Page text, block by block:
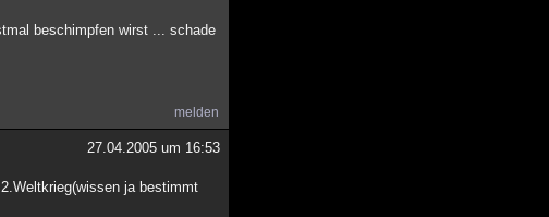
beschimpfen wirst ... schade
melden
27.04.2005 um 16:53
ja bestimmt